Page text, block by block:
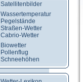
Satellitenbilder
Wassertemperatur
Pegelstände
Straßen-Wetter
Cabrio-Wetter
Biowetter
Pollenflug
Schneehöhen